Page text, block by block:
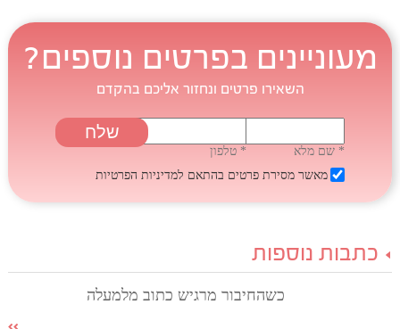
מעוניינים בפרטים נוספים?
השאירו פרטים ונחזור אליכם בהקדם
* שם מלא
* טלפון
מאשר מסירת פרטים בהתאם למדיניות הפרטיות
כתבות נוספות
כשהחיבור מרגיש כתוב מלמעלה